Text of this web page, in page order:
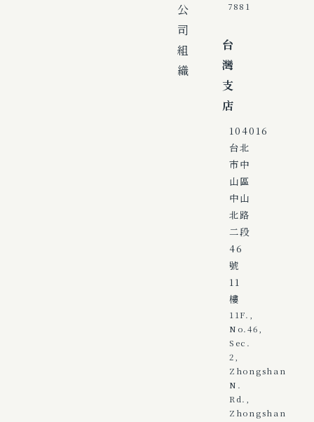
公
司
組
織
7881
台
灣
支
店
104016
台北
市中
山區
中山
北路
二段
46
號
11
樓
11F.,
No.46,
Sec.
2,
Zhongshan
N.
Rd.,
Zhongshan